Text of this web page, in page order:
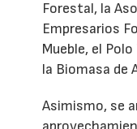
Forestal, la
Empresarios
Mueble, el
la Biomasa de
Asimismo, se